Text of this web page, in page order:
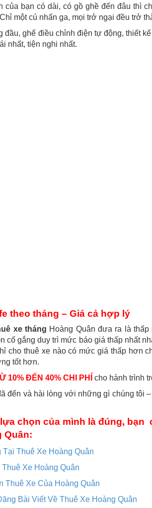
của bạn có dài, có gồ ghề đến đâu thì
một cú nhấn ga, mọi trở ngại đều trở
đầu, ghế điều chỉnh điện tự động, thiết
nhất, tiện nghi nhất.
theo tháng – Giá cả hợp lý
xe tháng Hoàng Quân đưa ra là
cố gắng duy trì mức báo giá thấp nhất
cho thuê xe nào có mức giá thấp hơn
tốt hơn.
10% ĐẾN 40% CHI PHÍ
cho hành trình
đến và hài lòng với những gì chúng tôi
chọn của mình là đúng, bạn
Quân:
Thuê Xe Hoàng Quân
Xe Hoàng Quân
Thuê Xe Của Hoàng Quân
Bài Viết Về Thuê Xe Hoàng Quân